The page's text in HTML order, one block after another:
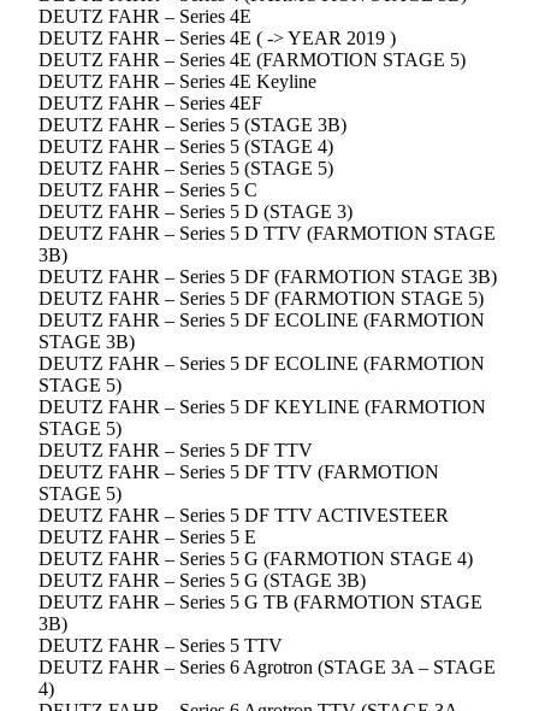
DEUTZ FAHR – Series 4E
DEUTZ FAHR – Series 4E ( -> YEAR 2019 )
DEUTZ FAHR – Series 4E (FARMOTION STAGE 5)
DEUTZ FAHR – Series 4E Keyline
DEUTZ FAHR – Series 4EF
DEUTZ FAHR – Series 5 (STAGE 3B)
DEUTZ FAHR – Series 5 (STAGE 4)
DEUTZ FAHR – Series 5 (STAGE 5)
DEUTZ FAHR – Series 5 C
DEUTZ FAHR – Series 5 D (STAGE 3)
DEUTZ FAHR – Series 5 D TTV (FARMOTION STAGE
3B)
DEUTZ FAHR – Series 5 DF (FARMOTION STAGE 3B)
DEUTZ FAHR – Series 5 DF (FARMOTION STAGE 5)
DEUTZ FAHR – Series 5 DF ECOLINE (FARMOTION
STAGE 3B)
DEUTZ FAHR – Series 5 DF ECOLINE (FARMOTION
STAGE 5)
DEUTZ FAHR – Series 5 DF KEYLINE (FARMOTION
STAGE 5)
DEUTZ FAHR – Series 5 DF TTV
DEUTZ FAHR – Series 5 DF TTV (FARMOTION
STAGE 5)
DEUTZ FAHR – Series 5 DF TTV ACTIVESTEER
DEUTZ FAHR – Series 5 E
DEUTZ FAHR – Series 5 G (FARMOTION STAGE 4)
DEUTZ FAHR – Series 5 G (STAGE 3B)
DEUTZ FAHR – Series 5 G TB (FARMOTION STAGE
3B)
DEUTZ FAHR – Series 5 TTV
DEUTZ FAHR – Series 6 Agrotron (STAGE 3A – STAGE
4)